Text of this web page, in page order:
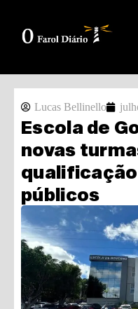
Lucas Bellinello
Escola de
novas
públicos